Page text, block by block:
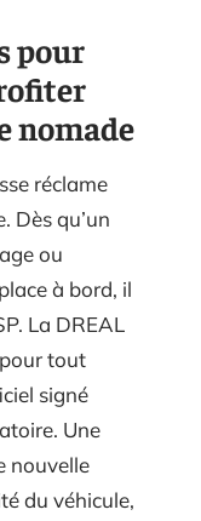
pour
nomade
réclame
Dès qu’un
ou
à bord, il
La DREAL
tout
signé
Une
nouvelle
du véhicule,